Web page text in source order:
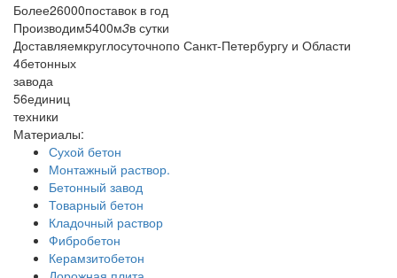
Более26000поставок в год
Производим5400м3в сутки
Доставляемкруглосуточнопо Санкт-Петербургу и Области
4бетонных
завода
56единиц
техники
Материалы:
Сухой бетон
Монтажный раствор.
Бетонный завод
Товарный бетон
Кладочный раствор
Фибробетон
Керамзитобетон